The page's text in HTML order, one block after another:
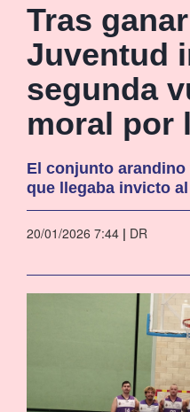
Tras
Juventud
segunda
moral por
El conjunto arandino
que llegaba invicto
20/01/2026 7:44 | DR